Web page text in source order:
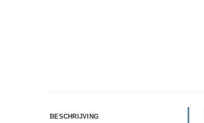
BESCHRIJVING